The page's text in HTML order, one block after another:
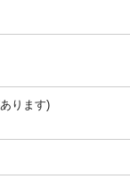
ります)